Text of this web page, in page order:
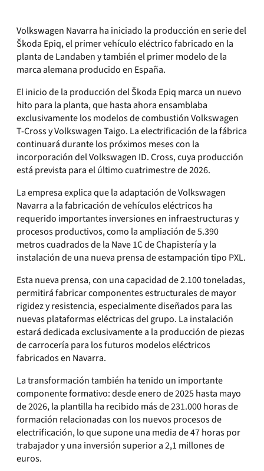
Volkswagen Navarra ha iniciado la producción en serie del
Škoda Epiq, el primer vehículo eléctrico fabricado en la
planta de Landaben y también el primer modelo de la
marca alemana producido en España.
El inicio de la producción del Škoda Epiq marca un nuevo
hito para la planta, que hasta ahora ensamblaba
exclusivamente los modelos de combustión Volkswagen
T-Cross y Volkswagen Taigo. La electrificación de la fábrica
continuará durante los próximos meses con la
incorporación del Volkswagen ID. Cross, cuya producción
está prevista para el último cuatrimestre de 2026.
La empresa explica que la adaptación de Volkswagen
Navarra a la fabricación de vehículos eléctricos ha
requerido importantes inversiones en infraestructuras y
procesos productivos, como la ampliación de 5.390
metros cuadrados de la Nave 1C de Chapistería y la
instalación de una nueva prensa de estampación tipo PXL.
Esta nueva prensa, con una capacidad de 2.100 toneladas,
permitirá fabricar componentes estructurales de mayor
rigidez y resistencia, especialmente diseñados para las
nuevas plataformas eléctricas del grupo. La instalación
estará dedicada exclusivamente a la producción de piezas
de carrocería para los futuros modelos eléctricos
fabricados en Navarra.
La transformación también ha tenido un importante
componente formativo: desde enero de 2025 hasta mayo
de 2026, la plantilla ha recibido más de 231.000 horas de
formación relacionadas con los nuevos procesos de
electrificación, lo que supone una media de 47 horas por
trabajador y una inversión superior a 2,1 millones de
euros.